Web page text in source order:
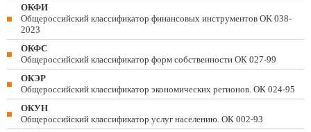
ОКФИ
Общероссийский классификатор финансовых инструментов OK 038-
2023
ОКФС
Общероссийский классификатор форм собственности ОК 027-99
ОКЭР
Общероссийский классификатор экономических регионов. ОК 024-95
ОКУН
Общероссийский классификатор услуг населению. ОК 002-93